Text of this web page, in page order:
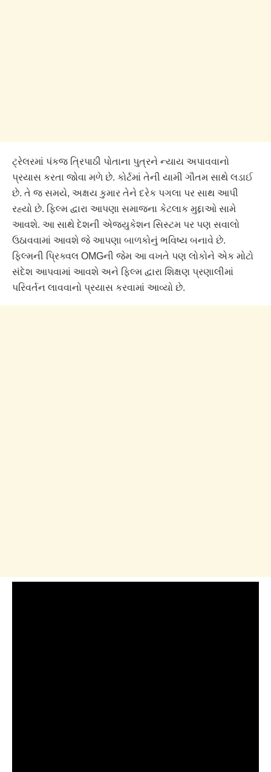
ટ્રેલરમાં પંકજ ત્રિપાઠી પોતાના પુત્રને ન્યાય અપાવવાનો
પ્રયાસ કરતા જોવા મળે છે. કોર્ટમાં તેની યામી ગૌતમ સાથે લડાઈ
છે. તે જ સમયે, અક્ષય કુમાર તેને દરેક પગલા પર સાથ આપી
રહ્યો છે. ફિલ્મ દ્વારા આપણા સમાજના કેટલાક મુદ્દાઓ સામે
આવશે. આ સાથે દેશની એજ્યુકેશન સિસ્ટમ પર પણ સવાલો
ઉઠાવવામાં આવશે જે આપણા બાળકોનું ભવિષ્ય બનાવે છે.
ફિલ્મની પ્રિક્વલ OMGની જેમ આ વખતે પણ લોકોને એક મોટો
સંદેશ આપવામાં આવશે અને ફિલ્મ દ્વારા શિક્ષણ પ્રણાલીમાં
પરિવર્તન લાવવાનો પ્રયાસ કરવામાં આવ્યો છે.